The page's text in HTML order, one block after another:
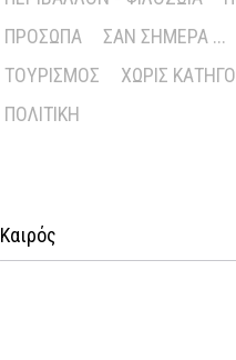
ΠΡΌΣΩΠΑ
ΣΑΝ ΣΉΜΕΡΑ ...
ΤΟΥΡΙΣΜΌΣ
ΧΩΡΊΣ
ΠΟΛΙΤΙΚΉ
Καιρός